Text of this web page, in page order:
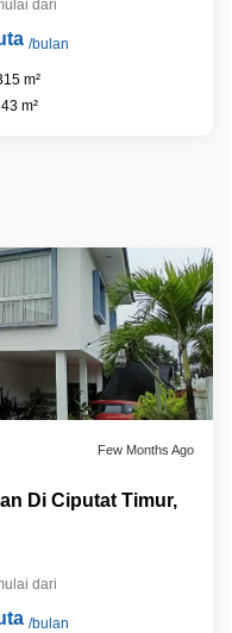
dari
/bulan
m²
m²
Few Months Ago
Di Ciputat Timur,
dari
/bulan